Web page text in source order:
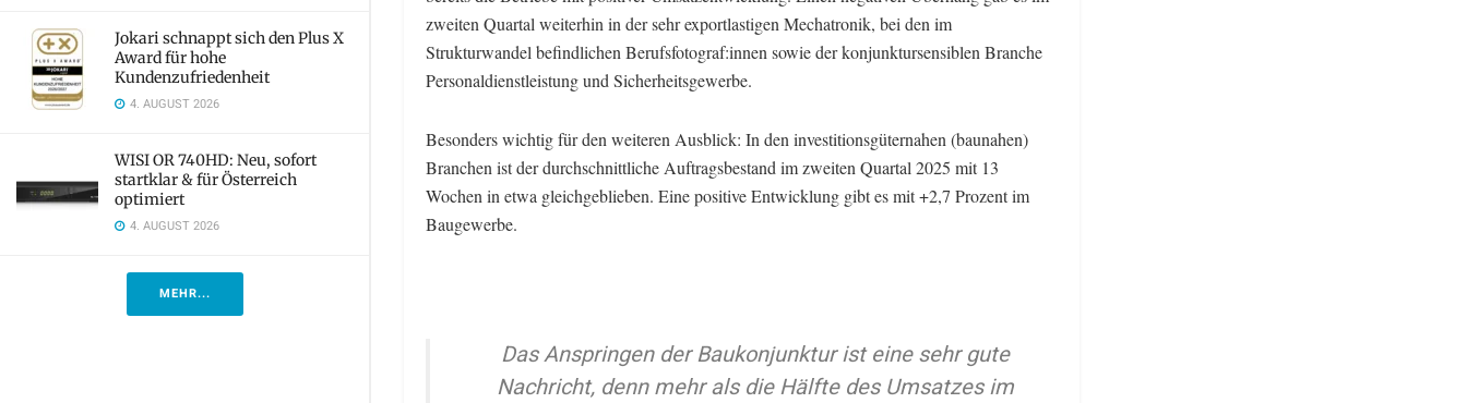
Jokari schnappt sich den Plus X
Award für hohe
Kundenzufriedenheit
4. AUGUST 2026
WISI OR 740HD: Neu, sofort
startklar & für Österreich
optimiert
4. AUGUST 2026
MEHR...
zweiten Quartal weiterhin in der sehr exportlastigen Mechatronik, bei den im
Strukturwandel befindlichen Berufsfotograf:innen sowie der konjunktursensiblen Branche
Personaldienstleistung und Sicherheitsgewerbe.
Besonders wichtig für den weiteren Ausblick: In den investitionsgüternahen (baunahen)
Branchen ist der durchschnittliche Auftragsbestand im zweiten Quartal 2025 mit 13
Wochen in etwa gleichgeblieben. Eine positive Entwicklung gibt es mit +2,7 Prozent im
Baugewerbe.
Das Anspringen der Baukonjunktur ist eine sehr gute
Nachricht, denn mehr als die Hälfte des Umsatzes im